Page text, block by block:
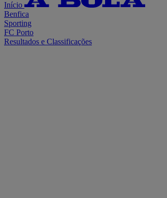
Início
Benfica
Sporting
FC Porto
Resultados e Classificações